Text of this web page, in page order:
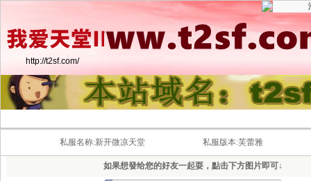
http://t2sf.com/
私服名称:新开微凉天堂 私服版本:芙蕾雅
如果想發给您的好友一起耍，點击下方图片即可↓